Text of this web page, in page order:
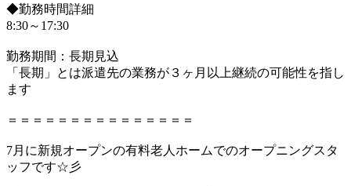
◆勤務時間詳細
8:30～17:30
勤務期間：長期見込
「長期」とは派遣先の業務が３ヶ月以上継続の可能性を指し
ます
＝＝＝＝＝＝＝＝＝＝＝＝＝＝＝
7月に新規オープンの有料老人ホームでのオープニングスタ
ッフです☆彡